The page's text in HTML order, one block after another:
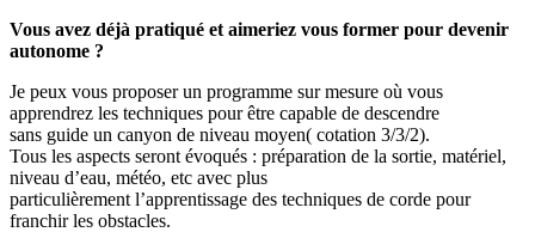
Vous avez déjà pratiqué et aimeriez vous former pour devenir
autonome ?
Je peux vous proposer un programme sur mesure où vous
apprendrez les techniques pour être capable de descendre
sans guide un canyon de niveau moyen( cotation 3/3/2).
Tous les aspects seront évoqués : préparation de la sortie, matériel,
niveau d’eau, météo, etc avec plus
particulièrement l’apprentissage des techniques de corde pour
franchir les obstacles.